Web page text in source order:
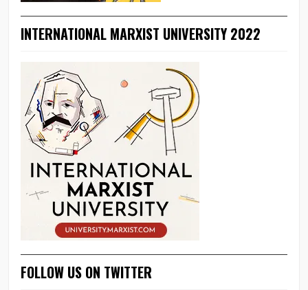
INTERNATIONAL MARXIST UNIVERSITY 2022
FOLLOW US ON TWITTER